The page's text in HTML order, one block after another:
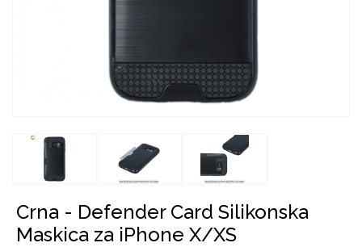
Crna - Defender Card Silikonska
Maskica za iPhone X/XS
Najprodavanije -
Punjači za mobitel
Sony
Držači za romobil
Ostali držači
AUX kablovi Adapteri za mobitel